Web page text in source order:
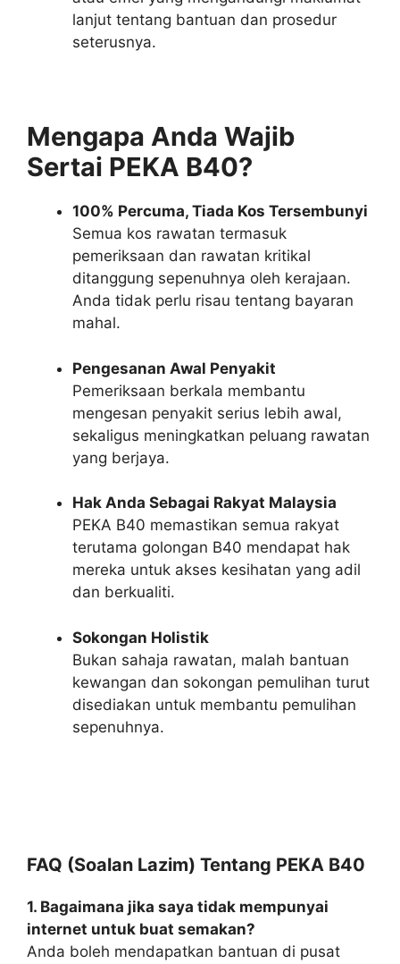
lanjut tentang bantuan dan prosedur
seterusnya.
Mengapa Anda Wajib
Sertai PEKA B40?
100% Percuma, Tiada Kos Tersembunyi
Semua kos rawatan termasuk
pemeriksaan dan rawatan kritikal
ditanggung sepenuhnya oleh kerajaan.
Anda tidak perlu risau tentang bayaran
mahal.
Pengesanan Awal Penyakit
Pemeriksaan berkala membantu
mengesan penyakit serius lebih awal,
sekaligus meningkatkan peluang rawatan
yang berjaya.
Hak Anda Sebagai Rakyat Malaysia
PEKA B40 memastikan semua rakyat
terutama golongan B40 mendapat hak
mereka untuk akses kesihatan yang adil
dan berkualiti.
Sokongan Holistik
Bukan sahaja rawatan, malah bantuan
kewangan dan sokongan pemulihan turut
disediakan untuk membantu pemulihan
sepenuhnya.
FAQ (Soalan Lazim) Tentang PEKA B40
1. Bagaimana jika saya tidak mempunyai
internet untuk buat semakan?
Anda boleh mendapatkan bantuan di pusat